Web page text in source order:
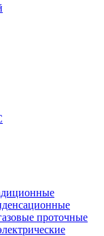
проточные